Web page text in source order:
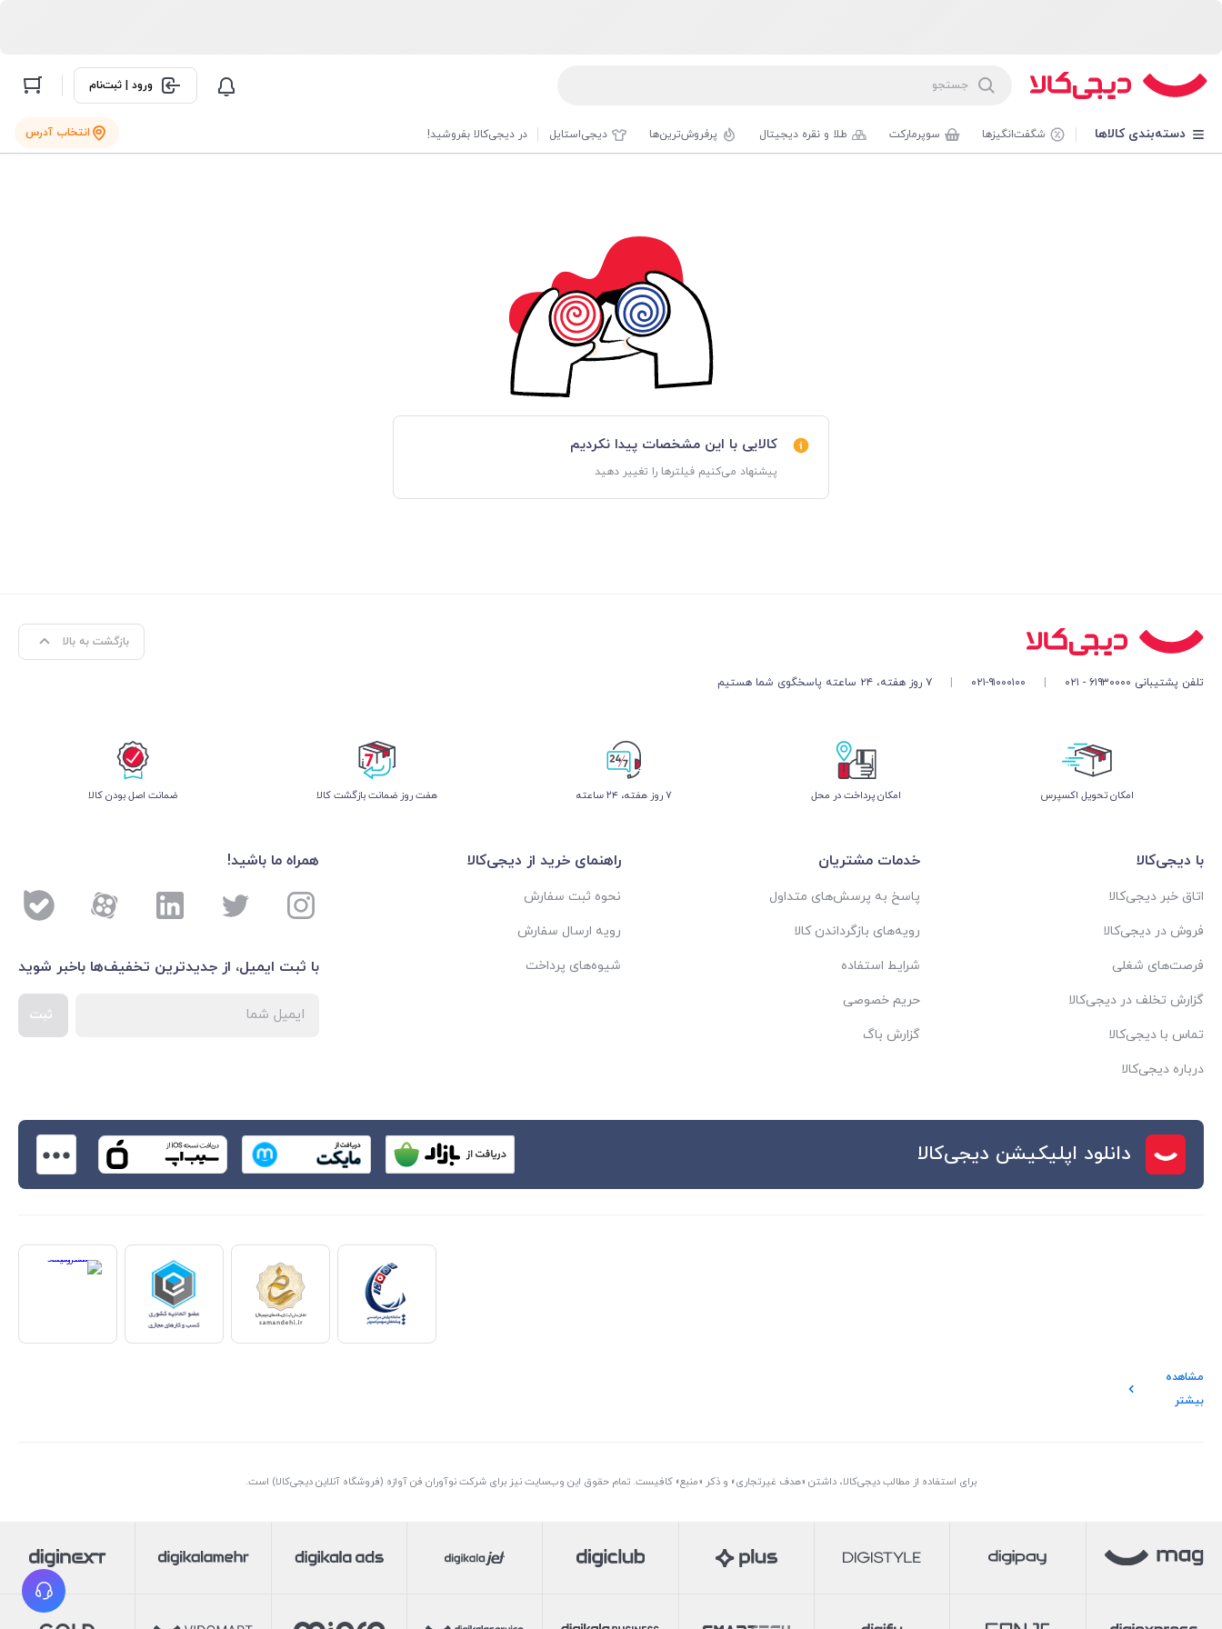
ورود | ثبت‌نام
دسته‌بندی کالاها شگفت‌انگیزها سوپرمارکت طلا و نقره دیجیتال پرفروش‌ترین‌ها دیجی‌استایل در دیجی‌کالا بفروشید! انتخاب آدرس
کالایی با این مشخصات پیدا نکردیم
پیشنهاد می‌کنیم فیلترها را تغییر دهید
بازگشت به بالا
تلفن پشتیبانی ۶۱۹۳۰۰۰۰ - ۰۲۱ ۰۲۱-۹۱۰۰۰۱۰۰ ۷ روز هفته، ۲۴ ساعته پاسخگوی شما هستیم
اﻣﮑﺎن ﺗﺤﻮﯾﻞ اﮐﺴﭙﺮس امکان پرداخت در محل ۷ روز ﻫﻔﺘﻪ، ۲۴ ﺳﺎﻋﺘﻪ هفت روز ضمانت بازگشت کالا ﺿﻤﺎﻧﺖ اﺻﻞ ﺑﻮدن ﮐﺎﻟﺎ
با دیجی‌کالا
اتاق خبر دیجی‌کالا
فروش در دیجی‌کالا
فرصت‌های شغلی
گزارش تخلف در دیجی‌کالا
تماس با دیجی‌کالا
درباره دیجی‌کالا
خدمات مشتریان
پاسخ به پرسش‌های متداول
رویه‌های بازگرداندن کالا
شرایط استفاده
حریم خصوصی
گزارش باگ
راهنمای خرید از دیجی‌کالا
نحوه ثبت سفارش
رویه ارسال سفارش
شیوه‌های پرداخت
همراه ما باشید!
با ثبت ایمیل، از جدید‌ترین تخفیف‌ها با‌خبر شوید
ثبت
دانلود اپلیکیشن دیجی‌کالا
اطلاعات بیشتر
مشاهده
بیشتر
برای استفاده از مطالب دیجی‌کالا، داشتن «هدف غیرتجاری» و ذکر «منبع» کافیست. تمام حقوق اين وب‌سايت نیز برای شرکت نوآوران فن آوازه (فروشگاه آنلاین دیجی‌کالا) است.